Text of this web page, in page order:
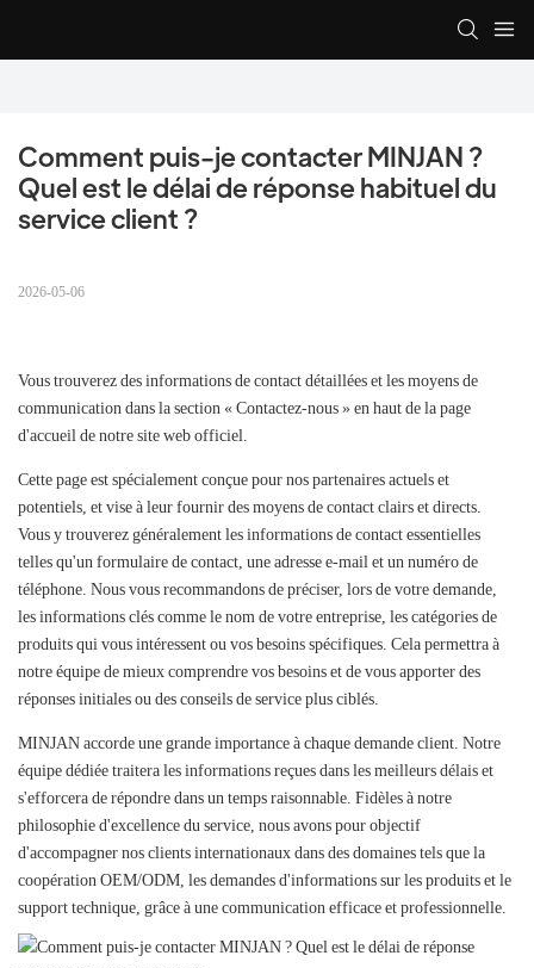
Comment puis-je contacter MINJAN ?
Quel est le délai de réponse habituel du
service client ?
2026-05-06
Vous trouverez des informations de contact détaillées et les moyens de
communication dans la section « Contactez-nous » en haut de la page
d'accueil de notre site web officiel.
Cette page est spécialement conçue pour nos partenaires actuels et
potentiels, et vise à leur fournir des moyens de contact clairs et directs.
Vous y trouverez généralement les informations de contact essentielles
telles qu'un formulaire de contact, une adresse e-mail et un numéro de
téléphone. Nous vous recommandons de préciser, lors de votre demande,
les informations clés comme le nom de votre entreprise, les catégories de
produits qui vous intéressent ou vos besoins spécifiques. Cela permettra à
notre équipe de mieux comprendre vos besoins et de vous apporter des
réponses initiales ou des conseils de service plus ciblés.
MINJAN accorde une grande importance à chaque demande client. Notre
équipe dédiée traitera les informations reçues dans les meilleurs délais et
s'efforcera de répondre dans un temps raisonnable. Fidèles à notre
philosophie d'excellence du service, nous avons pour objectif
d'accompagner nos clients internationaux dans des domaines tels que la
coopération OEM/ODM, les demandes d'informations sur les produits et le
support technique, grâce à une communication efficace et professionnelle.